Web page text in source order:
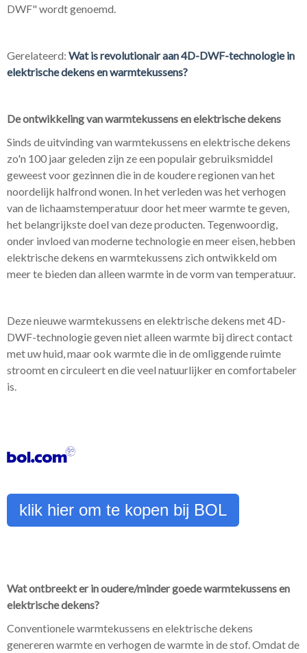
DWF" wordt genoemd.
Gerelateerd: Wat is revolutionair aan 4D-DWF-technologie in
elektrische dekens en warmtekussens?
De ontwikkeling van warmtekussens en elektrische dekens
Sinds de uitvinding van warmtekussens en elektrische dekens
zo'n 100 jaar geleden zijn ze een populair gebruiksmiddel
geweest voor gezinnen die in de koudere regionen van het
noordelijk halfrond wonen. In het verleden was het verhogen
van de lichaamstemperatuur door het meer warmte te geven,
het belangrijkste doel van deze producten. Tegenwoordig,
onder invloed van moderne technologie en meer eisen, hebben
elektrische dekens en warmtekussens zich ontwikkeld om
meer te bieden dan alleen warmte in de vorm van temperatuur.
Deze nieuwe warmtekussens en elektrische dekens met 4D-
DWF-technologie geven niet alleen warmte bij direct contact
met uw huid, maar ook warmte die in de omliggende ruimte
stroomt en circuleert en die veel natuurlijker en comfortabeler
is.
klik hier om te kopen bij BOL
Wat ontbreekt er in oudere/minder goede warmtekussens en
elektrische dekens?
Conventionele warmtekussens en elektrische dekens
genereren warmte en verhogen de warmte in de stof. Omdat de